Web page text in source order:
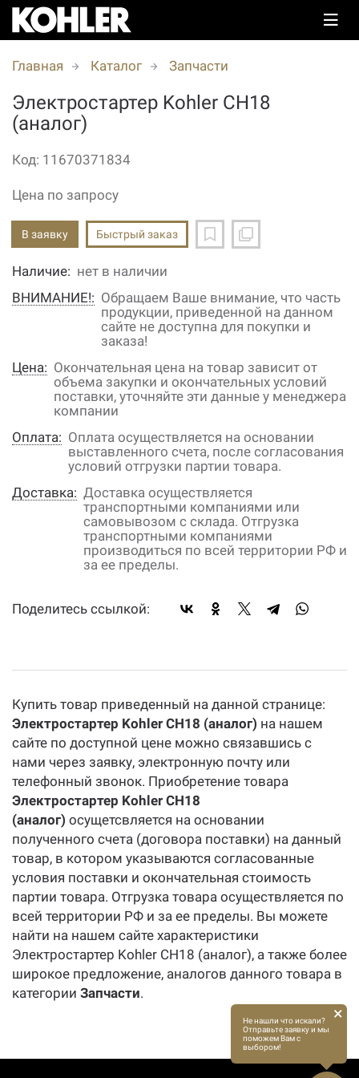
Главная Каталог Запчасти
Электростартер Kohler CH18
(аналог)
Код: 11670371834
Цена по запросу
В заявку Быстрый заказ
Наличие: нет в наличии
ВНИМАНИЕ!: Обращаем Ваше внимание, что часть
продукции, приведенной на данном
сайте не доступна для покупки и
заказа!
Цена: Окончательная цена на товар зависит от
объема закупки и окончательных условий
поставки, уточняйте эти данные у менеджера
компании
Оплата: Оплата осуществляется на основании
выставленного счета, после согласования
условий отгрузки партии товара.
Доставка: Доставка осуществляется
транспортными компаниями или
самовывозом с склада. Отгрузка
транспортными компаниями
производиться по всей территории РФ и
за ее пределы.
Поделитесь ссылкой:
Купить товар приведенный на данной странице:
Электростартер Kohler CH18 (аналог) на нашем
сайте по доступной цене можно связавшись с
нами через заявку, электронную почту или
телефонный звонок. Приобретение товара
Электростартер Kohler CH18
(аналог) осущетсвляется на основании
полученного счета (договора поставки) на данный
товар, в котором указываются согласованные
условия поставки и окончательная стоимость
партии товара. Отгрузка товара осуществляется по
всей территории РФ и за ее пределы. Вы можете
найти на нашем сайте характеристики
Электростартер Kohler CH18 (аналог), а также более
широкое предложение, аналогов данного товара в
категории Запчасти.
Не нашли что искали?
Отправьте заявку и мы
поможем Вам с
выбором!
×